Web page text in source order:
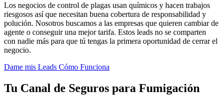
Los negocios de control de plagas usan químicos y hacen trabajos
riesgosos así que necesitan buena cobertura de responsabilidad y
polución. Nosotros buscamos a las empresas que quieren cambiar de
agente o conseguir una mejor tarifa. Estos leads no se comparten
con nadie más para que tú tengas la primera oportunidad de cerrar el
negocio.
Dame mis Leads Cómo Funciona
Tu Canal de Seguros para Fumigación